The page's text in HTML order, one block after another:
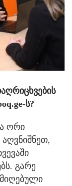
ს?
ორი
გარე